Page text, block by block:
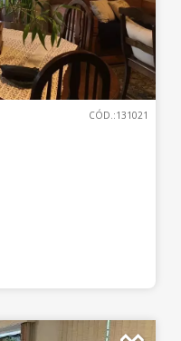
CÓD.:131021